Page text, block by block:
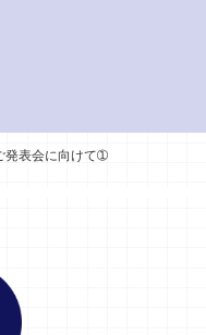
発表会に向けて➀